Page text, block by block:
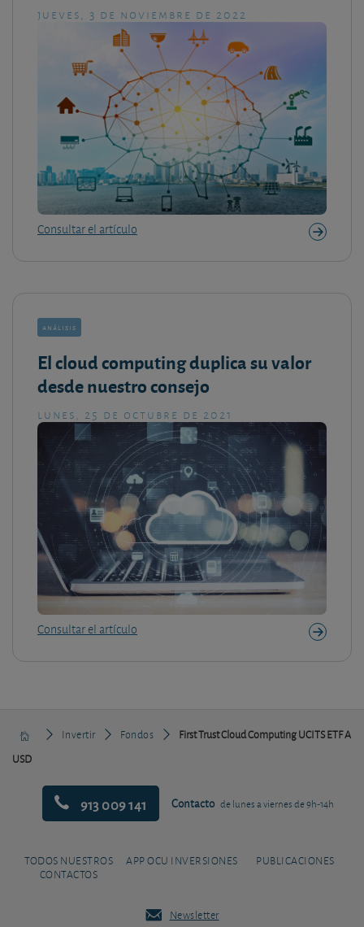
jueves, 3 de noviembre de 2022
Consultar el artículo
análisis
El cloud computing duplica su valor
desde nuestro consejo
lunes, 25 de octubre de 2021
Consultar el artículo
Invertir Fondos
First Trust Cloud Computing UCITS ETF A
USD
913 009 141 Contacto de lunes a viernes de 9h-14h
TODOS NUESTROS
CONTACTOS
APP OCU INVERSIONES PUBLICACIONES
Newsletter